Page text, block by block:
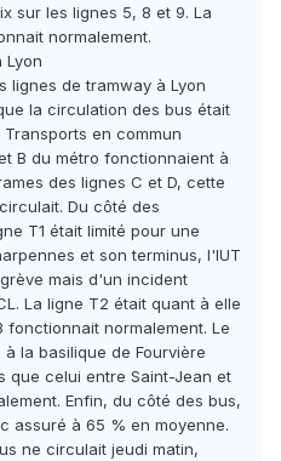
sur les lignes 5, 8 et 9. La
normalement.
Lyon
lignes de tramway à Lyon
la circulation des bus était
en commun
B du métro fonctionnaient à
des lignes C et D, cette
Du côté des
T1 était limité pour une
et son terminus, l'IUT
mais d'un incident
La ligne T2 était quant à elle
fonctionnait normalement. Le
la basilique de Fourvière
que celui entre Saint-Jean et
Enfin, du côté des bus,
assuré à 65 % en moyenne.
ne circulait jeudi matin,